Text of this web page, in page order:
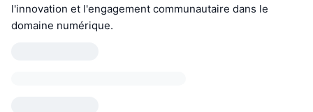
l'innovation et l'engagement communautaire dans le
domaine numérique.